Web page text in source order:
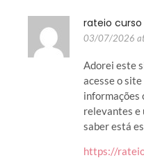
rateio
03/07/2026
Adorei este
acesse o site
informações
relevantes e
saber está
https://